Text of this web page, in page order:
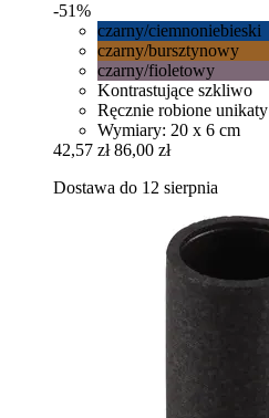
-51%
czarny/ciemnoniebieski
czarny/bursztynowy
czarny/fioletowy
Kontrastujące szkliwo
Ręcznie robione unikaty
Wymiary: 20 x 6 cm
42,57 zł 86,00 zł
Dostawa do 12 sierpnia